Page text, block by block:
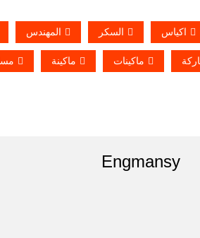
اكياس السكر المهندس
ماكينات ماكينة
Engmansy